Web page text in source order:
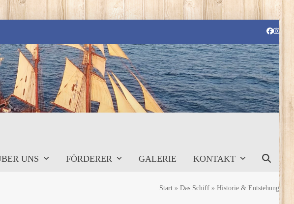
UNS FÖRDERER GALERIE KONTAKT
Start » Das Schiff » Historie & Entstehung